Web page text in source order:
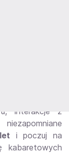
się na
codzienności?
interakcje z
i poczuj na
kabaretowych